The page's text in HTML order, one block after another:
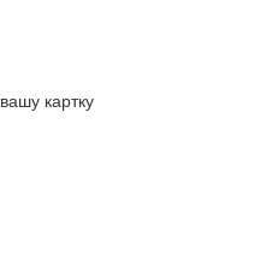
картку